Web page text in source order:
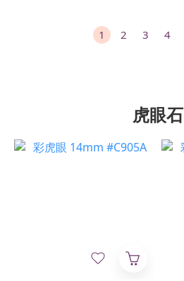
1 2 3 4
虎眼石